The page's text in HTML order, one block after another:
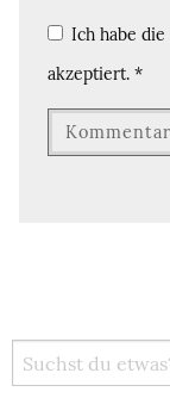
Ich habe die
akzeptiert. *